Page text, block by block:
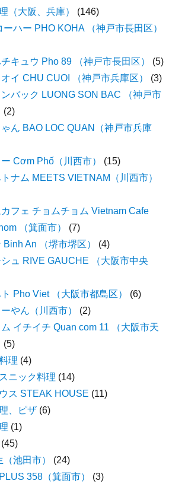
（大阪、兵庫）
(146)
ーハー PHO KOHA （神戸市長田区）
キュウ Pho 89 （神戸市長田区）
(5)
イ CHU CUOI （神戸市兵庫区）
(3)
バック LUONG SON BAC （神戸市
(2)
ゃん BAO LOC QUAN（神戸市兵庫
Cơm Phố（川西市）
(15)
ナム MEETS VIETNAM（川西市）
フェ チョムチョム Vietnam Cafe
（箕面市）
(7)
Binh An （堺市堺区）
(4)
シュ RIVE GAUCHE （大阪市中央
Pho Viet （大阪市都島区）
(6)
やん（川西市）
(2)
イチイチ Quan com 11 （大阪市天
(5)
理 (4)
ニック料理 (14)
ス STEAK HOUSE (11)
、ピザ (6)
(1)
(45)
池田市）
(24)
358（箕面市）
(3)